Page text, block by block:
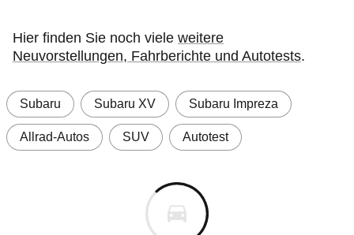
Hier finden Sie noch viele weitere
Neuvorstellungen, Fahrberichte und Autotests.
Subaru Subaru XV Subaru Impreza
Allrad-Autos SUV Autotest